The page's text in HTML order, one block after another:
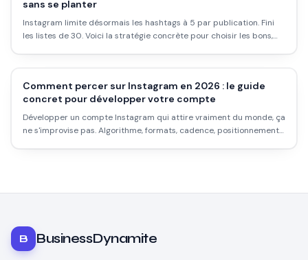
sans se planter
Instagram limite désormais les hashtags à 5 par publication. Fini
les listes de 30. Voici la stratégie concrète pour choisir les bons,
Comment percer sur Instagram en 2026 : le guide
concret pour développer votre compte
Développer un compte Instagram qui attire vraiment du monde, ça
ne s'improvise pas. Algorithme, formats, cadence, positionnement :
B BusinessDynamite